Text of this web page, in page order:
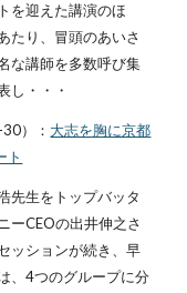
を迎えた講演のほ
たり、冒頭のあいさ
な講師を多数呼び集
し・・・
）： 大志を胸に京都
ト
先生をトップバッタ
ーCEOの出井伸之さ
ッションが続き、早
、4つのグループに分